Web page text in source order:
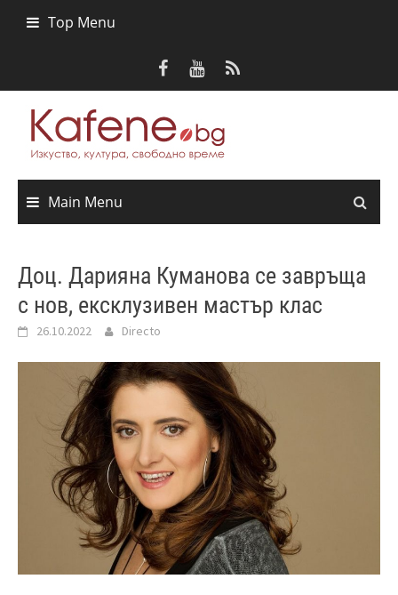
Top Menu
Main Menu
Доц. Дарияна Куманова се завръща
с нов, ексклузивен мастър клас
26.10.2022 Directo